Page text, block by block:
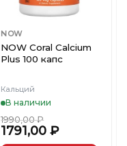
NOW
NOW Coral Calcium
Plus 100 капс
Кальций
В наличии
1990,00₽
1791,00₽